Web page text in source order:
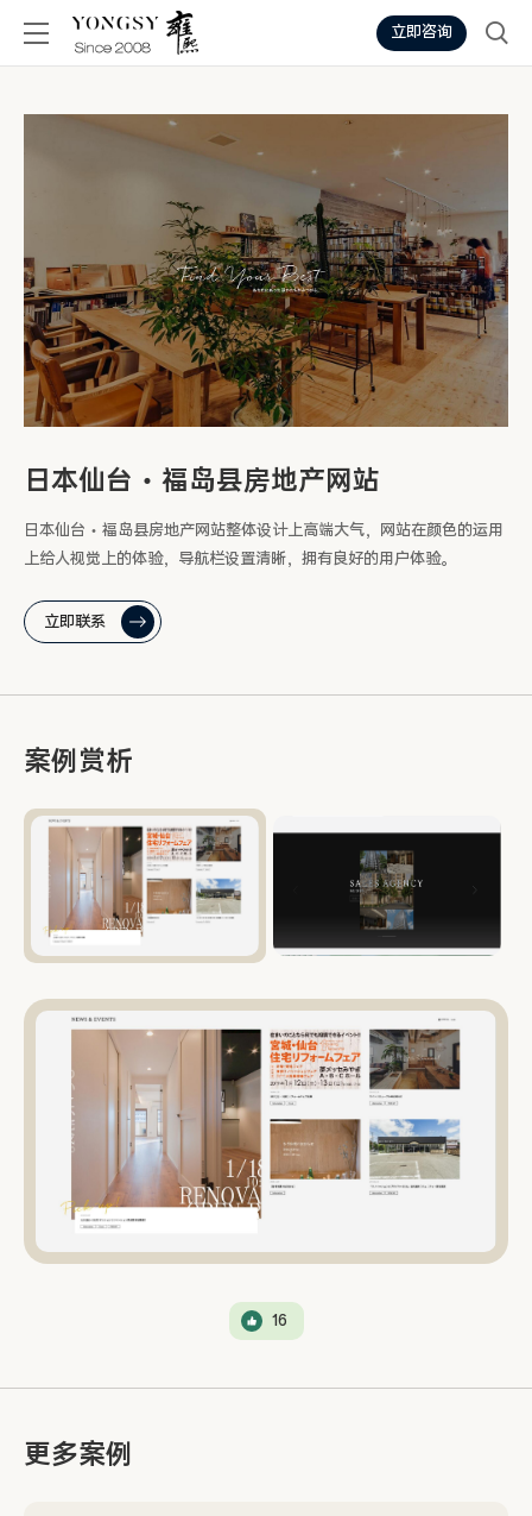
立即咨询
日本仙台・福岛县房地产网站
日本仙台・福岛县房地产网站整体设计上高端大气，网站在颜色的运用
上给人视觉上的体验，导航栏设置清晰，拥有良好的用户体验。
立即联系
案例赏析
16
更多案例